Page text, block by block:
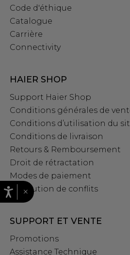
Code d'éthique
Catalogue
Carrière
Connectivity
HAIER SHOP
Support Haier Shop
Conditions générales de
Conditions d’utilisation du
Conditions de livraison
Retours & Remboursement
Droit de rétractation
Modes de paiement
Résolution de conflits
SUPPORT ET VENTE
Promotions
Assistance Technique
×